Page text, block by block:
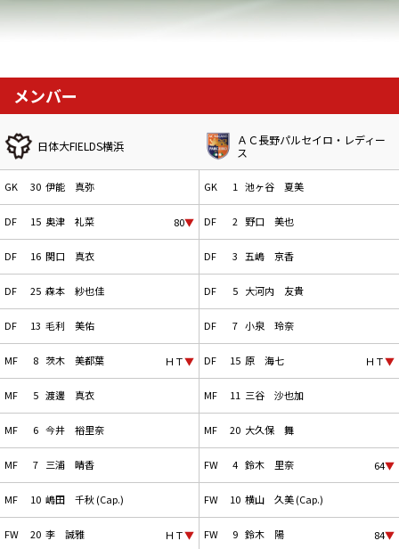
メンバー
日体大FIELDS横浜
GK 30 伊能 真弥
DF 15 奥津 礼菜 80▼
DF 16 関口 真衣
DF 25 森本 紗也佳
DF 13 毛利 美佑
MF 8 茨木 美都葉 ＨＴ▼
MF 5 渡邊 真衣
MF 6 今井 裕里奈
MF 7 三浦 晴香
MF 10 嶋田 千秋 (Cap.)
FW 20 李 誠雅 ＨＴ▼
ＡＣ長野パルセイロ・レディー
ス
GK 1 池ヶ谷 夏美
DF 2 野口 美也
DF 3 五嶋 京香
DF 5 大河内 友貴
DF 7 小泉 玲奈
DF 15 原 海七 ＨＴ▼
MF 11 三谷 沙也加
MF 20 大久保 舞
FW 4 鈴木 里奈 64▼
FW 10 横山 久美 (Cap.)
FW 9 鈴木 陽 84▼